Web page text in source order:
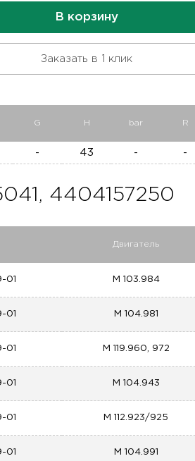
В корзину
Заказать в 1 клик
G H bar R
- 43 - -
4404157250
Двигатель
01 M 103.984
01 M 104.981
01 M 119.960, 972
01 M 104.943
01 M 112.923/925
01 M 104.991